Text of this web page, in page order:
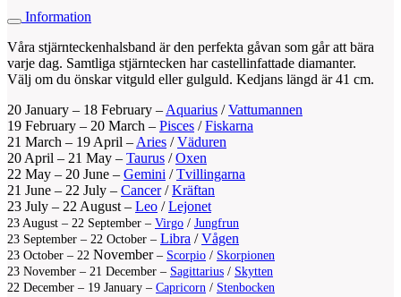
Information
Våra stjärnteckenhalsband är den perfekta gåvan som går att bära
varje dag. Samtliga stjärntecken har castellinfattade diamanter.
Välj om du önskar vitguld eller gulguld. Kedjans längd är 41 cm.
20 January – 18 February – Aquarius /Vattumannen
19 February – 20 March – Pisces /Fiskarna
21 March – 19 April – Aries /Väduren
20 April – 21 May – Taurus /Oxen
22 May – 20 June – Gemini /Tvillingarna
21 June – 22 July – Cancer/Kräftan
23 July – 22 August – Leo /Lejonet
23 August – 22 September – Virgo / Jungfrun
23 September – 22 October – Libra /Vågen
23 October – 22 November– Scorpio / Skorpionen
23 November – 21 December – Sagittarius / Skytten
22 December – 19 January – Capricorn / Stenbocken